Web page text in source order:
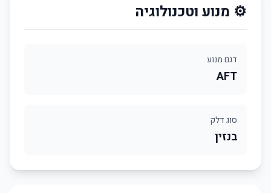
⚙️ מנוע וטכנולוגיה
דגם מנוע
AFT
סוג דלק
בנזין